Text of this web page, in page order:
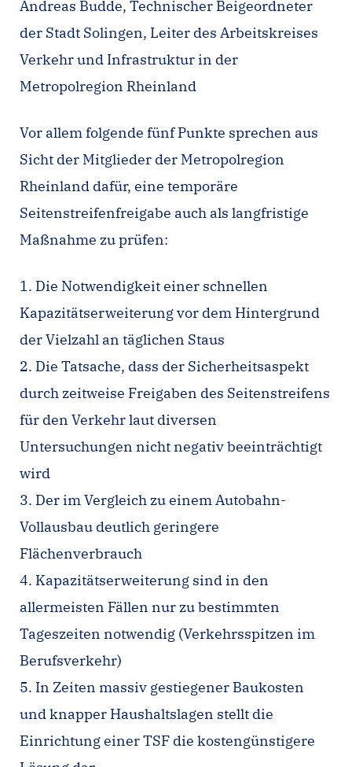
Andreas Budde, Technischer Beigeordneter
der Stadt Solingen, Leiter des Arbeitskreises
Verkehr und Infrastruktur in der
Metropolregion Rheinland
Vor allem folgende fünf Punkte sprechen aus
Sicht der Mitglieder der Metropolregion
Rheinland dafür, eine temporäre
Seitenstreifenfreigabe auch als langfristige
Maßnahme zu prüfen:
1. Die Notwendigkeit einer schnellen
Kapazitätserweiterung vor dem Hintergrund
der Vielzahl an täglichen Staus
2. Die Tatsache, dass der Sicherheitsaspekt
durch zeitweise Freigaben des Seitenstreifens
für den Verkehr laut diversen
Untersuchungen nicht negativ beeinträchtigt
wird
3. Der im Vergleich zu einem Autobahn-
Vollausbau deutlich geringere
Flächenverbrauch
4. Kapazitätserweiterung sind in den
allermeisten Fällen nur zu bestimmten
Tageszeiten notwendig (Verkehrsspitzen im
Berufsverkehr)
5. In Zeiten massiv gestiegener Baukosten
und knapper Haushaltslagen stellt die
Einrichtung einer TSF die kostengünstigere